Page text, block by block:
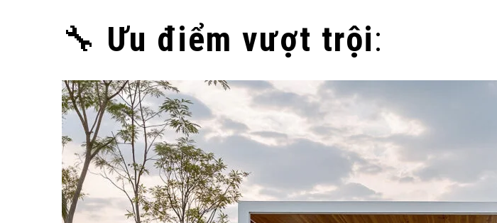
🔧 Ưu điểm vượt trội: